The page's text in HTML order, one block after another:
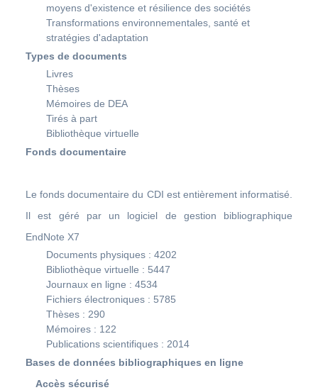
moyens d'existence et résilience des sociétés
Transformations environnementales, santé et
stratégies d'adaptation
Types de documents
Livres
Thèses
Mémoires de DEA
Tirés à part
Bibliothèque virtuelle
Fonds documentaire
Le fonds documentaire du CDI est entièrement informatisé.
Il est géré par un logiciel de gestion bibliographique
EndNote X7
Documents physiques : 4202
Bibliothèque virtuelle : 5447
Journaux en ligne : 4534
Fichiers électroniques : 5785
Thèses : 290
Mémoires : 122
Publications scientifiques : 2014
Bases de données bibliographiques en ligne
Accès sécurisé